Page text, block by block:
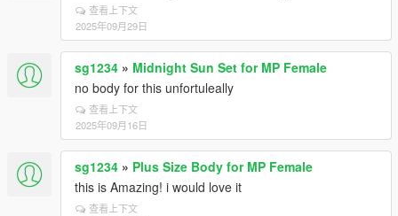
查看上下文
2025年09月29日
sg1234 » Midnight Sun Set for MP Female
no body for this unfortuleally
查看上下文
2025年09月16日
sg1234 » Plus Size Body for MP Female
this is Amazing! i would love it
查看上下文